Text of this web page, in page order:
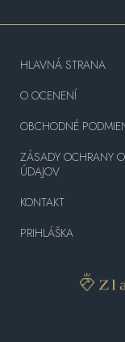
HLAVNÁ STRANA
O OCENENÍ
OBCHODNÉ
ZÁSADY OCHRANY
ÚDAJOV
KONTAKT
PRIHLÁŠKA